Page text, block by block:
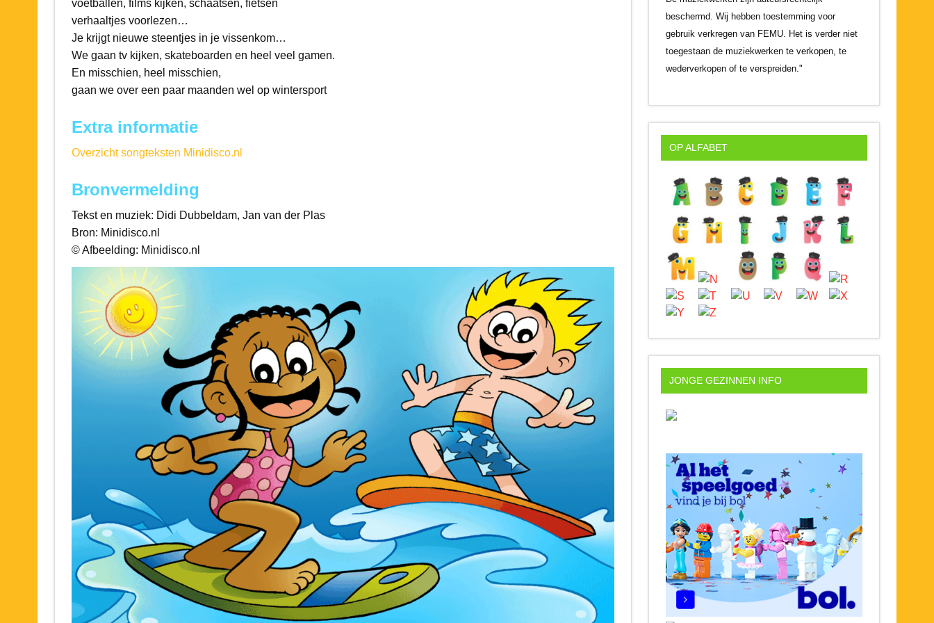
voetballen, films kijken, schaatsen, fietsen
verhaaltjes voorlezen…
Je krijgt nieuwe steentjes in je vissenkom…
We gaan tv kijken, skateboarden en heel veel gamen.
En misschien, heel misschien,
gaan we over een paar maanden wel op wintersport
Extra informatie
Overzicht songteksten Minidisco.nl
Bronvermelding
Tekst en muziek: Didi Dubbeldam, Jan van der Plas
Bron: Minidisco.nl
© Afbeelding: Minidisco.nl
beschermd. Wij hebben toestemming voor
gebruik verkregen van FEMU. Het is verder niet
toegestaan de muziekwerken te verkopen, te
wederverkopen of te verspreiden."
OP ALFABET
JONGE GEZINNEN INFO